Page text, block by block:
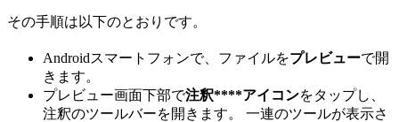
その手順は以下のとおりです。
Androidスマートフォンで、ファイルをプレビューで開
きます。
プレビュー画面下部で注釈****アイコンをタップし、
注釈のツールバーを開きます。 一連のツールが表示さ